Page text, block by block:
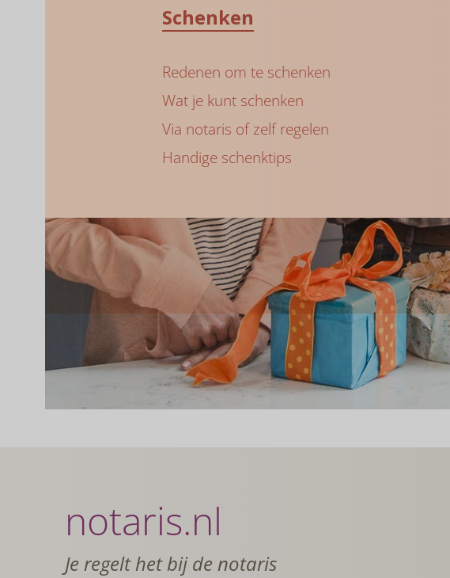
Schenken
Redenen om te schenken
Wat je kunt schenken
Via notaris of zelf regelen
Handige schenktips
notaris.nl
Je regelt het bij de notaris